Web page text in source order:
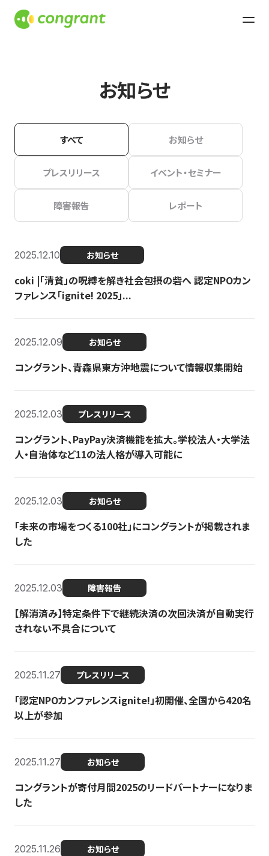
お知らせ
すべて お知らせ
プレスリリース イベント・セミナー
障害報告 レポート
2025.12.10 お知らせ
coki |「清貧」の呪縛を解き社会包摂の砦へ 認定NPOカン
ファレンス「ignite! 2025」...
2025.12.09 お知らせ
コングラント、青森県東方沖地震について情報収集開始
2025.12.03 プレスリリース
コングラント、PayPay決済機能を拡大。学校法人・大学法
人・自治体など11の法人格が導入可能に
2025.12.03 お知らせ
「未来の市場をつくる100社」にコングラントが掲載されま
した
2025.12.03 障害報告
【解消済み】特定条件下で継続決済の次回決済が自動実行
されない不具合について
2025.11.27 プレスリリース
「認定NPOカンファレンスignite!」初開催、全国から420名
以上が参加
2025.11.27 お知らせ
コングラントが寄付月間2025のリードパートナーになりま
した
2025.11.26 お知らせ